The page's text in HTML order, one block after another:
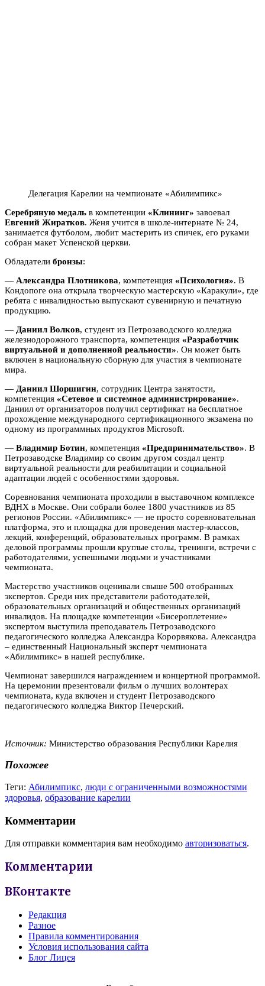
Делегация Карелии на чемпионате «Абилимпикс»
Серебряную медаль в компетенции «Клининг» завоевал
Евгений Жиратков. Женя учится в школе-интернате № 24,
занимается футболом, любит мастерить из спичек, его руками
собран макет Успенской церкви.
Обладатели бронзы:
— Александра Плотникова, компетенция «Психология». В
Кондопоге она открыла творческую мастерскую «Каракули», где
ребята с инвалидностью выпускают сувенирную и печатную
продукцию.
— Даниил Волков, студент из Петрозаводского колледжа
железнодорожного транспорта, компетенция «Разработчик
виртуальной и дополненной реальности». Он может быть
включен в национальную сборную для участия в чемпионате
мира.
— Даниил Шоршигин, сотрудник Центра занятости,
компетенция «Сетевое и системное администрирование».
Даниил от организаторов получил сертификат на бесплатное
прохождение международного сертификационного экзамена по
одному из программных продуктов Microsoft.
— Владимир Ботин, компетенция «Предпринимательство». В
Петрозаводске Владимир со своим другом создал центр
виртуальной реальности для реабилитации и социальной
адаптации людей с особенностями здоровья.
Соревнования чемпионата проходили в выставочном комплексе
ВДНХ в Москве. Они собрали более 1800 участников из 85
регионов России. «Абилимпикс» — не просто соревновательная
платформа, это и площадка для проведения мастер-классов,
лекций, конференций, образовательных программ. В рамках
деловой программы прошли круглые столы, тренинги, встречи с
работодателями, успешными людьми и участниками
чемпионата.
Мастерство участников оценивали свыше 500 отобранных
экспертов. Среди них представители работодателей,
образовательных организаций и общественных организаций
инвалидов. На площадке компетенции «Бисероплетение»
экспертом выступила преподаватель Петрозаводского
педагогического колледжа Александра Корорвякова. Александра
– единственный Национальный эксперт чемпионата
«Абилимпикс» в нашей республике.
Чемпионат завершился награждением и концертной программой.
На церемонии презентовали фильм о лучших волонтерах
чемпионата, куда включен и студент Петрозаводского
педагогического колледжа Виктор Печерский.
Источник: Министерство образования Республики Карелия
Похожее
Теги: Абилимпикс, люди с ограниченными возможностями
здоровья, образование карелии
Комментарии
Для отправки комментария вам необходимо авторизоваться.
Комментарии
ВКонтакте
Редакция
Разное
Правила комментирования
Условия использования сайта
Блог Лицея